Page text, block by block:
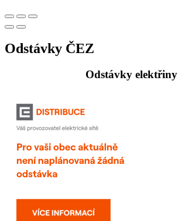
Odstávky ČEZ
Odstávky elektřiny